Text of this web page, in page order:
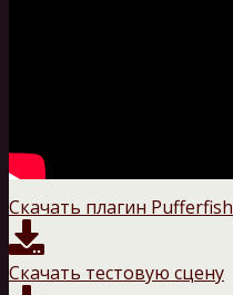
Скачать плагин Pufferfish
Скачать тестовую сцену